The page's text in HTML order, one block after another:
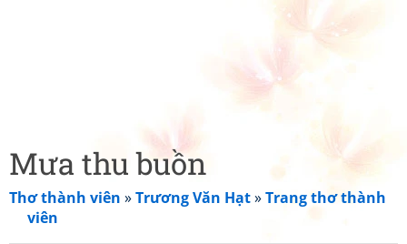
Mưa thu buồn
Thơ thành viên »Trương Văn Hạt»Trang thơ thành
viên